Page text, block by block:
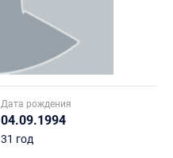
Дата рождения
04.09.1994
31 год